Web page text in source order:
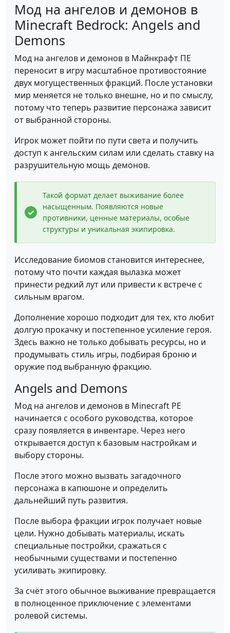
Мод на ангелов и демонов в
Minecraft Bedrock: Angels and
Demons
Мод на ангелов и демонов в Майнкрафт ПЕ
переносит в игру масштабное противостояние
двух могущественных фракций. После установки
мир меняется не только внешне, но и по смыслу,
потому что теперь развитие персонажа зависит
от выбранной стороны.
Игрок может пойти по пути света и получить
доступ к ангельским силам или сделать ставку на
разрушительную мощь демонов.
Такой формат делает выживание более
насыщенным. Появляются новые
противники, ценные материалы, особые
структуры и уникальная экипировка.
Исследование биомов становится интереснее,
потому что почти каждая вылазка может
принести редкий лут или привести к встрече с
сильным врагом.
Дополнение хорошо подходит для тех, кто любит
долгую прокачку и постепенное усиление героя.
Здесь важно не только добывать ресурсы, но и
продумывать стиль игры, подбирая броню и
оружие под выбранную фракцию.
Angels and Demons
Мод на ангелов и демонов в Minecraft PE
начинается с особого руководства, которое
сразу появляется в инвентаре. Через него
открывается доступ к базовым настройкам и
выбору стороны.
После этого можно вызвать загадочного
персонажа в капюшоне и определить
дальнейший путь развития.
После выбора фракции игрок получает новые
цели. Нужно добывать материалы, искать
специальные постройки, сражаться с
необычными существами и постепенно
усиливать экипировку.
За счёт этого обычное выживание превращается
в полноценное приключение с элементами
ролевой системы.